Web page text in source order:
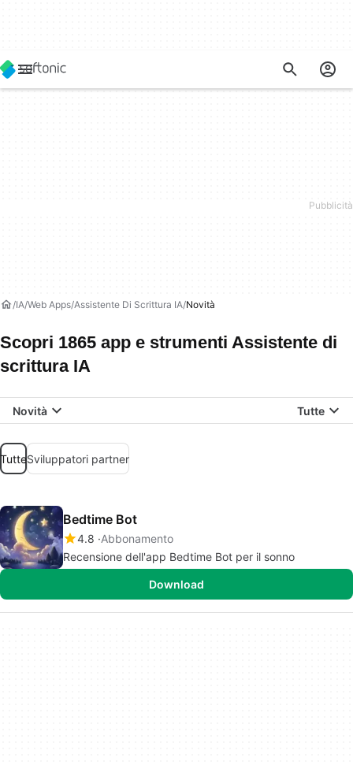
IA Web Apps Assistente Di Scrittura IA Novità
Scopri 1865 app e strumenti Assistente di
scrittura IA
Novità Tutte
TutteSviluppatori partner
Bedtime Bot
4.8 Abbonamento
Recensione dell'app Bedtime Bot per il sonno
Download